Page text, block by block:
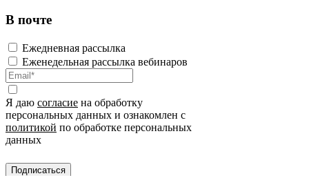
В почте
Ежедневная рассылка
Еженедельная рассылка вебинаров
Я даю согласие на обработку
персональных данных и ознакомлен с
политикой по обработке персональных
данных
Подписаться